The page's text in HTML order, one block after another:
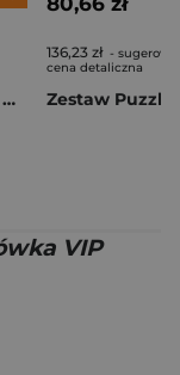
Łamigłówka VIP Woodchuck
136,23 zł -
cena detaliczna
VIP